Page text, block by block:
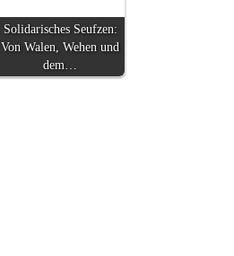
Solidarisches Seufzen:
Von Walen, Wehen und
dem…